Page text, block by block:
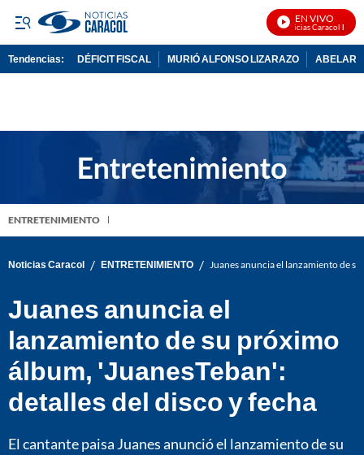
EN VIVO
Noticias Caracol En Vivo
Tendencias: DÉFICIT FISCAL MURIÓ ALFONSO LIZARAZO
ENTRETENIMIENTO
Noticias Caracol / ENTRETENIMIENTO / Juanes anuncia el lanzamiento de
Juanes anuncia el
lanzamiento de su próximo
álbum, 'JuanesTeban':
detalles del disco y fecha
El cantante paisa Juanes anunció el lanzamiento de su